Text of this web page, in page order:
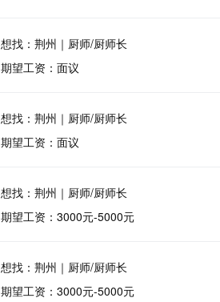
想找：荆州｜厨师/厨师长
期望工资：面议
想找：荆州｜厨师/厨师长
期望工资：面议
想找：荆州｜厨师/厨师长
期望工资：3000元-5000元
想找：荆州｜厨师/厨师长
期望工资：3000元-5000元